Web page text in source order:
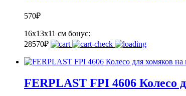
570₽
16х13х11 см бонус:
28570₽
FERPLAST FPI 4606 Колесо